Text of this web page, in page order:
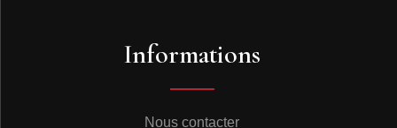
Informations
Nous contacter